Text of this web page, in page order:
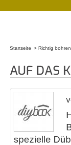
Startseite Richtig
AUF DAS
spezielle